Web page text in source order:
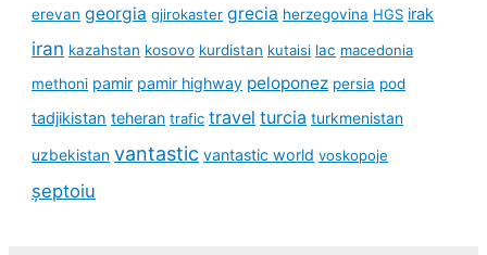
erevan georgia gjirokaster grecia herzegovina HGS irak
iran kazahstan kosovo kurdistan kutaisi lac macedonia
methoni pamir pamir highway peloponez persia pod
tadjikistan teheran trafic travel turcia turkmenistan
uzbekistan vantastic vantastic world voskopoje
șeptoiu